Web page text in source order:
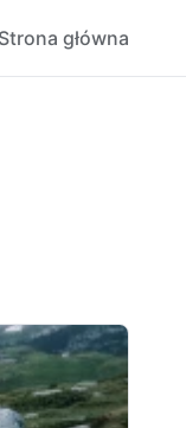
Strona główna